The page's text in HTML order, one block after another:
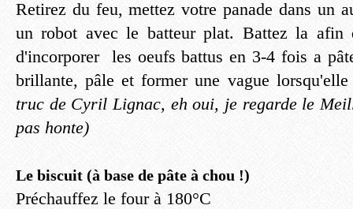
Retirez du feu, mettez votre panade dans un
un robot avec le batteur plat. Battez la afin
d'incorporer les oeufs battus en 3-4 fois a
brillante, pâle et former une vague
truc de Cyril Lignac, eh oui, je regarde le
pas honte)
Le biscuit (à base de pâte à chou !)
Préchauffez le four à 180°C